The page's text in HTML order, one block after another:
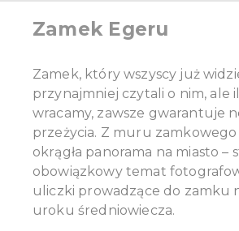
Zamek Egeru
Zamek, który wszyscy już
przynajmniej czytali o nim, ale
wracamy, zawsze gwarantuje
przeżycia. Z muru zamkowego
okrągła panorama na miasto –
obowiązkowy temat
uliczki prowadzące do zamku
uroku średniowiecza.